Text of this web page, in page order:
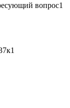
вопрос1